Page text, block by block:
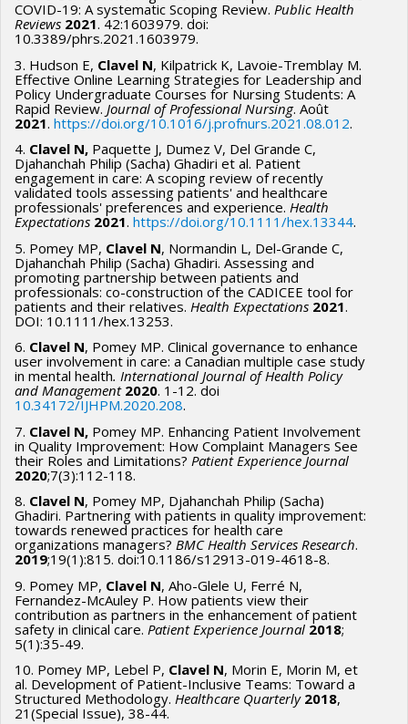
secteur de la santé repose sur les efforts volontaires des
organisations et des individus (par exemple, les
gestionnaires et les cliniciens).
La responsabilité sociale des entreprises est un élément
central de la gestion organisationnelle moderne, apportant
des changements positifs dans la manière dont les
organisations créent de la valeur, opèrent et interagissent
avec la société, l'économie et l'environnement. Les attentes
sociétales concernant l'action climatique poussent les OS à
Bien que l'importance de la durabilité des entreprises pour
obtenir des bénéfices économiques, des avantages
concurrentiels et une amélioration de la performance
globale soit bien établie, il est nécessaire mieux
comprendre comment les organisations intègrent la
durabilité environnementale en adoptant et en mettant en
œuvre des éco-innovations.
Cette recherche aborde l'impératif pour les OS d'innover et
de transformer leurs modèles d'affaires et leurs opérations
pour minimiser leur impact environnemental. L'étude vise à
analyser les capacités des OS à innover dans les soins et
services écoresponsables, en se concentrant sur l'adoption
et la mise en œuvre des éco-innovations. Quatre objectifs
spécifiques incluent la description des différents types
d'éco-innovations dans les OS, l'identification des capacités
organisationnelles nécessaires pour les éco-innovations, la
compréhension des processus d'adoption et de mise en
œuvre, et l'exploration des pressions externes influençant
ces innovations.
Devis mixte: entrevues auprès des patients, proches et
des patients accompagnateurs pour évaluer la faisabilité et
l’acceptabilité de l’intervention ; données quantitatives
préliminaires d’efficacité (indicateurs en lien avec différents
aspects mesurés: glycémie, nutrition, activité physique,
anxiété, qualité de vie, gestion des déchets et émissions de
GES).
COVID-19: A systematic Scoping Review. Public Health
Reviews 2021. 42:1603979. doi:
10.3389/phrs.2021.1603979.
3. Hudson E, Clavel N, Kilpatrick K, Lavoie-Tremblay M.
Effective Online Learning Strategies for Leadership and
Policy Undergraduate Courses for Nursing Students: A
Rapid Review. Journal of Professional Nursing. Août
2021. https://doi.org/10.1016/j.profnurs.2021.08.012.
4. Clavel N, Paquette J, Dumez V, Del Grande C,
Djahanchah Philip (Sacha) Ghadiri et al. Patient
engagement in care: A scoping review of recently
validated tools assessing patients' and healthcare
professionals' preferences and experience. Health
Expectations 2021. https://doi.org/10.1111/hex.13344.
5. Pomey MP, Clavel N, Normandin L, Del-Grande C,
Djahanchah Philip (Sacha) Ghadiri. Assessing and
promoting partnership between patients and
professionals: co-construction of the CADICEE tool for
patients and their relatives. Health Expectations 2021.
DOI: 10.1111/hex.13253.
6. Clavel N, Pomey MP. Clinical governance to enhance
user involvement in care: a Canadian multiple case study
in mental health. International Journal of Health Policy
and Management 2020. 1-12. doi
10.34172/IJHPM.2020.208.
7. Clavel N, Pomey MP. Enhancing Patient Involvement
in Quality Improvement: How Complaint Managers See
their Roles and Limitations? Patient Experience Journal
2020;7(3):112-118.
8. Clavel N, Pomey MP, Djahanchah Philip (Sacha)
Ghadiri. Partnering with patients in quality improvement:
towards renewed practices for health care
organizations managers? BMC Health Services Research.
2019;19(1):815. doi:10.1186/s12913-019-4618-8.
9. Pomey MP, Clavel N, Aho-Glele U, Ferré N,
Fernandez-McAuley P. How patients view their
contribution as partners in the enhancement of patient
safety in clinical care. Patient Experience Journal 2018;
5(1):35-49.
10. Pomey MP, Lebel P, Clavel N, Morin E, Morin M, et
al. Development of Patient-Inclusive Teams: Toward a
Structured Methodology. Healthcare Quarterly 2018,
21(Special Issue), 38-44.